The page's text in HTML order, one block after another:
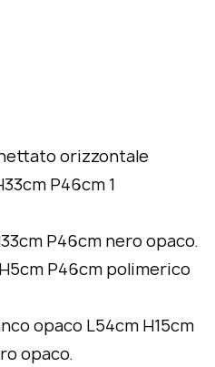
orizzontale
P46cm 1
P46cm nero opaco.
P46cm polimerico
opaco L54cm H15cm
opaco.